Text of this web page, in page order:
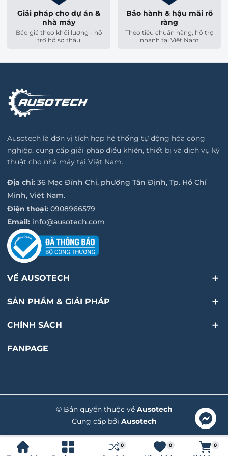
hành nhiều thiết bị chấp hành cùng lúc.
Tách nước hiệu quả trong khí hậu Việt Nam:Cơ chế
tách nước ly tâm độc quyền của Festo giúp gom triệt
su bên trong van và xilanh không bị chai cứng hay rỉ
Khóa an toàn độc quyền (AS):
vặn cực kỳ quan trọng trong môi trường nhà máy vận
hành liên tục. Sau khi cài đặt áp suất (ví dụ 6 bar), người
rủi ro lệch áp làm sai hỏng sản phẩm trên băng tải.
3. Thông Số Kỹ Thuật Chi Tiết (Datasheet)
Thông số cấu hình Giá trị tiêu chuẩn
Thương hiệu
Mã sản phẩm
cổng kết nối
Cấp độ lọc bụi
động
Lưu lượng danh
nghĩa tiêu chuẩn
~5.300 l/min
Cơ chế xả nước
Giải pháp cho dự án &
nhà máy
Báo giá theo khối lượng - hỗ
trợ hồ sơ thầu
Bảo hành & hậu mãi rõ
ràng
Theo tiêu chuẩn hãng, hỗ trợ
nhanh tại Việt Nam
Ausotech là đơn vị tích hợp hệ thống tự động hóa công
nghiệp, cung cấp giải pháp điều khiển, thiết bị và dịch vụ kỹ
thuật cho nhà máy tại Việt Nam.
Địa chỉ: 36 Mạc Đĩnh Chi, phường Tân Định, Tp. Hồ Chí
Minh, Việt Nam.
Điện thoại: 0908966579
Email: info@ausotech.com
VỀ AUSOTECH
SẢN PHẨM & GIẢI PHÁP
CHÍNH SÁCH
FANPAGE
© Bản quyền thuộc về Ausotech
Cung cấp bởi Ausotech
0 0 0
Liên hệ